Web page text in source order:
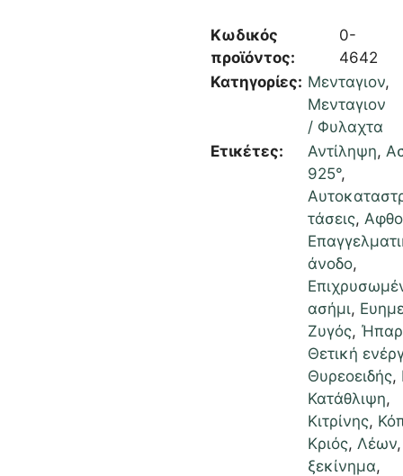
Κωδικός
προϊόντος:
0-
4642
Κατηγορίες: Μενταγιον,
Μενταγιον
/ Φυλαχτα
Ετικέτες:
Αντίληψη,
925°,
τάσεις,
άνοδο,
ασήμι,
Ζυγός, Ήπαρ
Θετική
Θυρεοειδής,
Κατάθλιψη,
Κιτρίνης,
Κριός, Λέων
ξεκίνημα,